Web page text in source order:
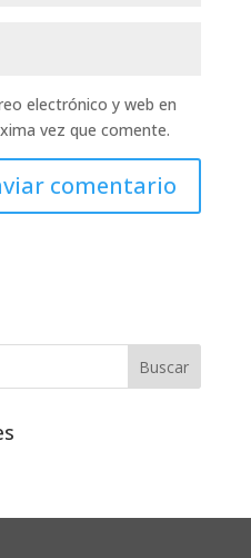
electrónico y web en
vez que comente.